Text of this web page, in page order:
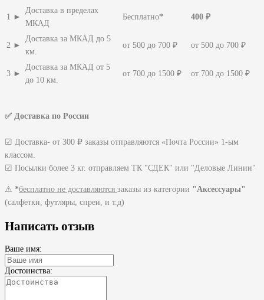
1 ►
Доставка в пределах
МКАД
Бесплатно* 400 ₽
2 ►
Доставка за МКАД до 5
км.
от 500 до 700 ₽ от 500 до 700 ₽
3 ►
Доставка за МКАД от 5
до 10 км.
от 700 до 1500 ₽ от 700 до 1500 ₽
✅ Доставка по России
☑ Доставка- от 300 ₽ заказы отправляются «Почта России» 1-ым
классом.
☑ Посылки более 3 кг. отправляем ТК "СДЕК" или "Деловые Линии"
⚠ *бесплатно не доставляются заказы из категории "Аксессуары"
(салфетки, футляры, спреи, и т.д)
Написать отзыв
Ваше имя:
Достоинства: